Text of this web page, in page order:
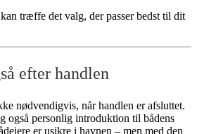
træffe det valg, der passer bedst til dit
efter handlen
nødvendigvis, når handlen er afsluttet.
også personlig introduktion til bådens
er usikre i havnen – men med den